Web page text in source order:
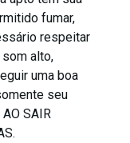
fumar,
respeitar
alto,
uma boa
seu
SAIR